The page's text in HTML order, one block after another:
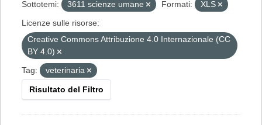
Sottotemi: 3611 scienze umane Formati:
XLS
Licenze sulle risorse:
Creative Commons Attribuzione 4.0 Internazionale (CC
BY 4.0)
Tag:
veterinaria
Risultato del Filtro